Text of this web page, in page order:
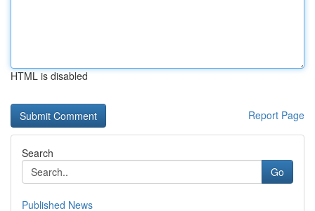
HTML is disabled
Report Page
Search
Go
Published News